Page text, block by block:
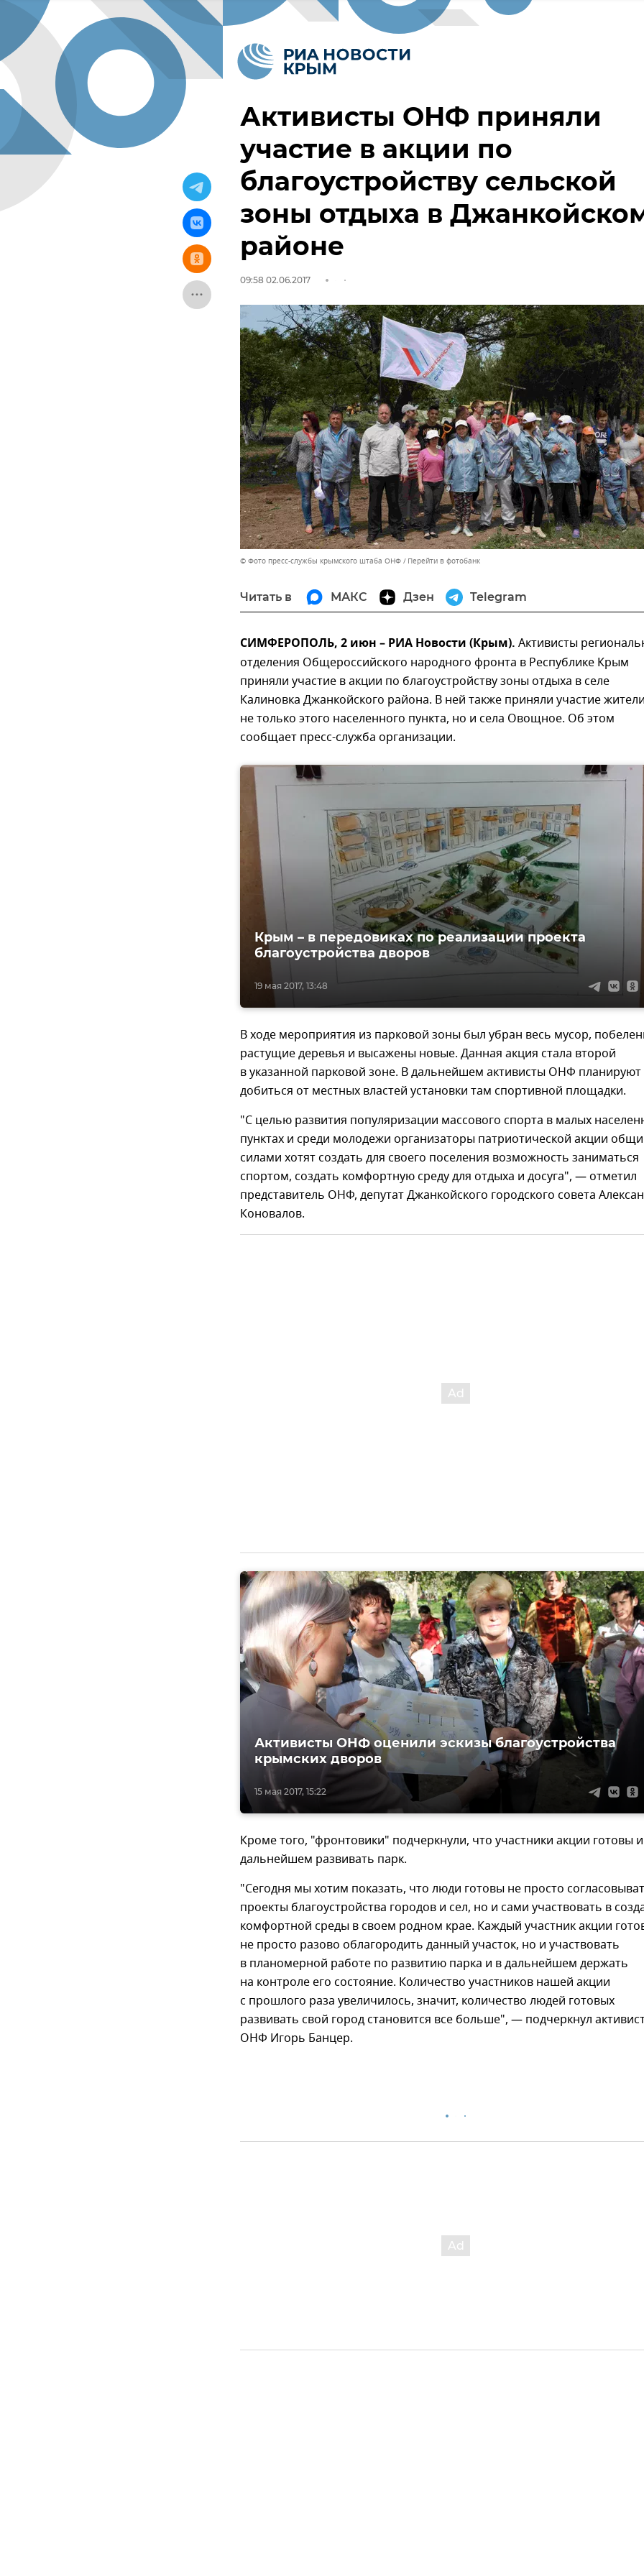
Активисты ОНФ приняли
участие в акции по
благоустройству сельской
зоны отдыха в
районе
09:58 02.06.2017
© Фото пресс-службы крымского штаба ОНФ Перейти в фотобанк
Читать в МАКС Дзен Telegram
СИМФЕРОПОЛЬ, 2 июн – РИА Новости (Крым). Активисты
отделения Общероссийского народного фронта в Республике Крым
приняли участие в акции по благоустройству зоны отдыха в селе
Калиновка Джанкойского района. В ней также приняли участие
не только этого населенного пункта, но и села Овощное. Об этом
сообщает пресс-служба организации.
19 мая 2017, 13:48
Крым – в передовиках по реализации проекта
благоустройства дворов
В ходе мероприятия из парковой зоны был убран весь мусор,
растущие деревья и высажены новые. Данная акция стала второй
в указанной парковой зоне. В дальнейшем активисты ОНФ планируют
добиться от местных властей установки там спортивной площадки.
"С целью развития популяризации массового спорта в малых
пунктах и среди молодежи организаторы патриотической акции
силами хотят создать для своего поселения возможность заниматься
спортом, создать комфортную среду для отдыха и досуга", — отметил
представитель ОНФ, депутат Джанкойского городского совета
Коновалов.
15 мая 2017, 15:22
Активисты ОНФ оценили эскизы благоустройства
крымских дворов
Кроме того, "фронтовики" подчеркнули, что участники акции готовы
дальнейшем развивать парк.
"Сегодня мы хотим показать, что люди готовы не просто
проекты благоустройства городов и сел, но и сами участвовать в
комфортной среды в своем родном крае. Каждый участник акции
не просто разово облагородить данный участок, но и участвовать
в планомерной работе по развитию парка и в дальнейшем держать
на контроле его состояние. Количество участников нашей акции
с прошлого раза увеличилось, значит, количество людей готовых
развивать свой город становится все больше", — подчеркнул
ОНФ Игорь Банцер.